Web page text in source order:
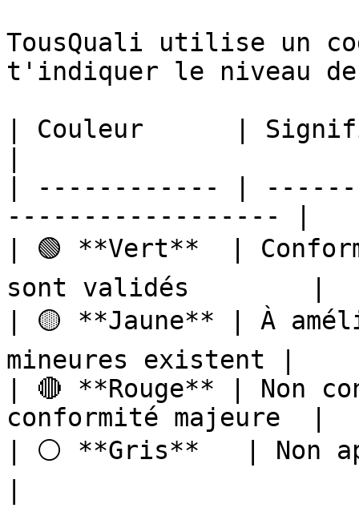
TousQuali utilise un
t'indiquer le niveau
| Couleur      |
| ------------ |
------------------ |
| 🟢 **Vert**  |
sont validés        |
| 🟡 **Jaune** | À
mineures existent |
| 🔴 **Rouge** | Non
conformité majeure  |
| ⚪ **Gris**   | Non